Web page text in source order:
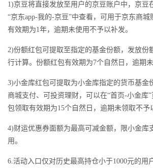
1)京豆将直接发放至用户的京豆账户中，京豆
“京东app-我的-京豆”中查看，可用于京东商
有效期为1年，逾期未使用不予以补发。
2)份额红包可提取至指定的基金份额，发放份
行计算。份额红包有效期为7个自然日，逾期
3)小金库红包可提取为小金库指定的货币基金
商城支付、可投资理财，可以在“首页-小金库
包领取有效期为15个自然日，逾期未领取不予
4)财运优惠券面额为最高可减金额，限小金库
用。
6.活动入口仅对历史最高持仓小于1000元的用